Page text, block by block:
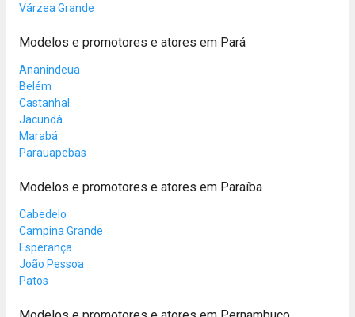
Várzea Grande
Modelos e promotores e atores em Pará
Ananindeua
Belém
Castanhal
Jacundá
Marabá
Parauapebas
Modelos e promotores e atores em Paraíba
Cabedelo
Campina Grande
Esperança
João Pessoa
Patos